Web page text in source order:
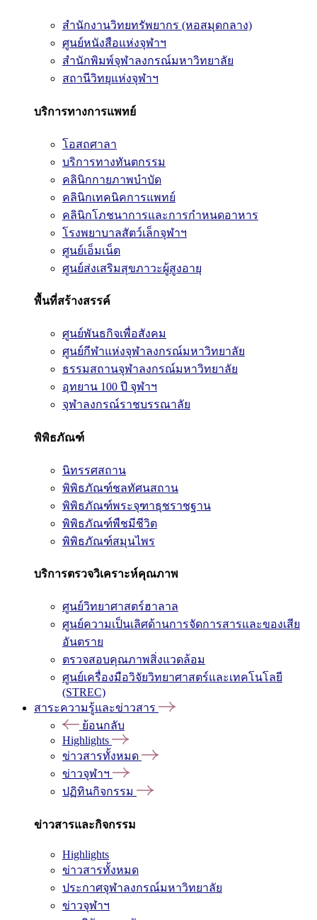
สำนักงานวิทยทรัพยากร (หอสมุดกลาง)
ศูนย์หนังสือแห่งจุฬาฯ
สำนักพิมพ์จุฬาลงกรณ์มหาวิทยาลัย
สถานีวิทยุแห่งจุฬาฯ
บริการทางการแพทย์
โอสถศาลา
บริการทางทันตกรรม
คลินิกกายภาพบำบัด
คลินิกเทคนิคการแพทย์
คลินิกโภชนาการและการกำหนดอาหาร
โรงพยาบาลสัตว์เล็กจุฬาฯ
ศูนย์เอ็มเน็ต
ศูนย์ส่งเสริมสุขภาวะผู้สูงอายุ
พื้นที่สร้างสรรค์
ศูนย์พันธกิจเพื่อสังคม
ศูนย์กีฬาแห่งจุฬาลงกรณ์มหาวิทยาลัย
ธรรมสถานจุฬาลงกรณ์มหาวิทยาลัย
อุทยาน 100 ปี จุฬาฯ
จุฬาลงกรณ์ราชบรรณาลัย
พิพิธภัณฑ์
นิทรรศสถาน
พิพิธภัณฑ์ชลทัศนสถาน
พิพิธภัณฑ์พระจุฑาธุชราชฐาน
พิพิธภัณฑ์พืชมีชีวิต
พิพิธภัณฑ์สมุนไพร
บริการตรวจวิเคราะห์คุณภาพ
ศูนย์วิทยาศาสตร์ฮาลาล
ศูนย์ความเป็นเลิศด้านการจัดการสารและของเสีย
อันตราย
ตรวจสอบคุณภาพสิ่งแวดล้อม
ศูนย์เครื่องมือวิจัยวิทยาศาสตร์และเทคโนโลยี
(STREC)
สาระความรู้และข่าวสาร
ย้อนกลับ
Highlights
ข่าวสารทั้งหมด
ข่าวจุฬาฯ
ปฏิทินกิจกรรม
ข่าวสารและกิจกรรม
Highlights
ข่าวสารทั้งหมด
ประกาศจุฬาลงกรณ์มหาวิทยาลัย
ข่าวจุฬาฯ